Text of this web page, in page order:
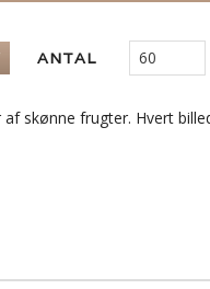
ANTAL
skønne frugter. Hvert